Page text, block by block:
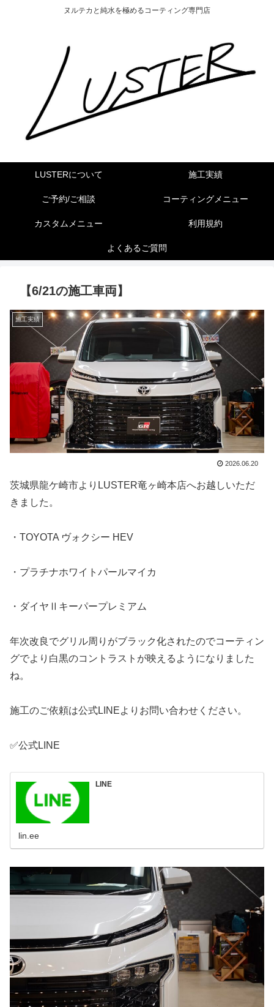
ヌルテカと純水を極めるコーティング専門店
LUSTERについて 施工実績
ご予約/ご相談 コーティングメニュー
カスタムメニュー 利用規約
よくあるご質問
【6/21の施工車両】
施工実績
2026.06.20
茨城県龍ケ崎市よりLUSTER竜ヶ崎本店へお越しいただ
きました。
・TOYOTA ヴォクシー HEV
・プラチナホワイトパールマイカ
・ダイヤⅡキーパープレミアム
年次改良でグリル周りがブラック化されたのでコーティン
グでより白黒のコントラストが映えるようになりました
ね。
施工のご依頼は公式LINEよりお問い合わせください。
✅公式LINE
LINE
lin.ee